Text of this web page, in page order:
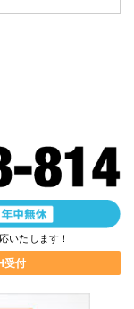
いたします！
受付